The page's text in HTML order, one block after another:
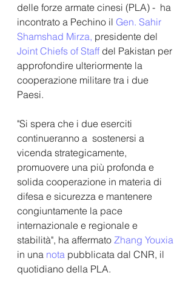
delle forze armate cinesi (PLA) -  ha
incontrato a Pechino il Gen. Sahir
Shamshad Mirza, presidente del
Joint Chiefs of Staff del Pakistan per
approfondire ulteriormente la
cooperazione militare tra i due
Paesi.
"Si spera che i due eserciti
continueranno a  sostenersi a
vicenda strategicamente,
promuovere una più profonda e
solida cooperazione in materia di
difesa e sicurezza e mantenere
congiuntamente la pace
internazionale e regionale e
stabilità", ha affermato Zhang Youxia
in una nota pubblicata dal CNR, il
quotidiano della PLA.